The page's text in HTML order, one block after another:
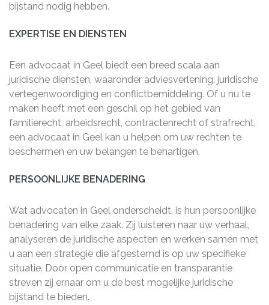
bijstand nodig hebben.
EXPERTISE EN DIENSTEN
Een advocaat in Geel biedt een breed scala aan
juridische diensten, waaronder adviesverlening, juridische
vertegenwoordiging en conflictbemiddeling. Of u nu te
maken heeft met een geschil op het gebied van
familierecht, arbeidsrecht, contractenrecht of strafrecht,
een advocaat in Geel kan u helpen om uw rechten te
beschermen en uw belangen te behartigen.
PERSOONLIJKE BENADERING
Wat advocaten in Geel onderscheidt, is hun persoonlijke
benadering van elke zaak. Zij luisteren naar uw verhaal,
analyseren de juridische aspecten en werken samen met
u aan een strategie die afgestemd is op uw specifieke
situatie. Door open communicatie en transparantie
streven zij ernaar om u de best mogelijke juridische
bijstand te bieden.